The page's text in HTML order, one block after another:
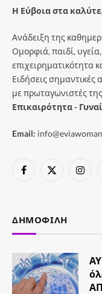
Η Εύβοια στα
Ανάδειξη της
Ομορφιά, παιδί,
επιχειρηματικότητα
Ειδήσεις σημαντικές
με πρωταγωνιστές
Επικαιρότητα -
Email:
Facebook
X
ΔΗΜΟΦΙΛΉ